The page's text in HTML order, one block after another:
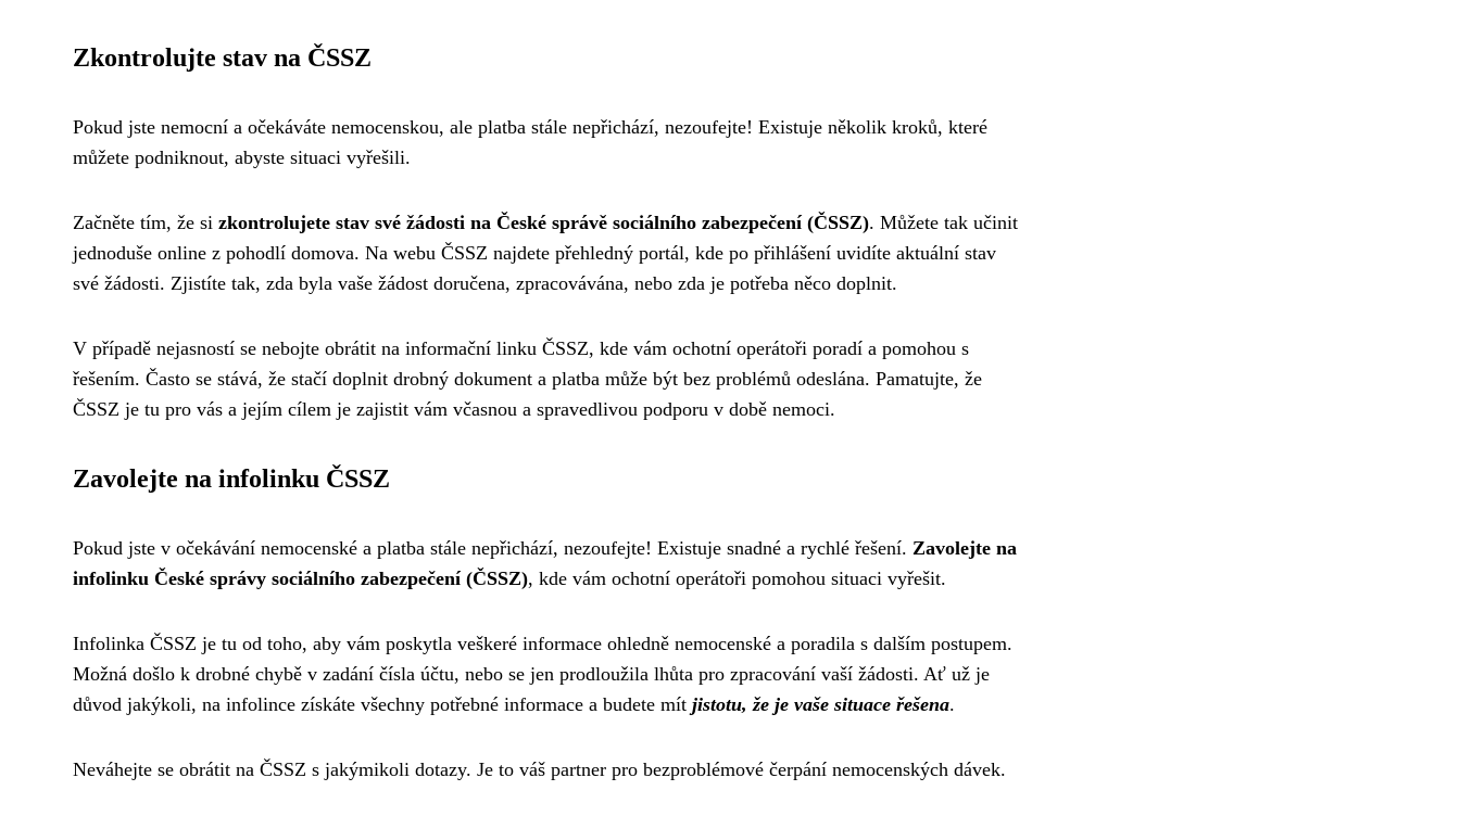
Zkontrolujte stav na ČSSZ
Pokud jste nemocní a očekáváte nemocenskou, ale platba stále nepřichází, nezoufejte! Existuje několik kroků, které
můžete podniknout, abyste situaci vyřešili.
Začněte tím, že si zkontrolujete stav své žádosti na České správě sociálního zabezpečení (ČSSZ). Můžete tak učinit
jednoduše online z pohodlí domova. Na webu ČSSZ najdete přehledný portál, kde po přihlášení uvidíte aktuální stav
své žádosti. Zjistíte tak, zda byla vaše žádost doručena, zpracovávána, nebo zda je potřeba něco doplnit.
V případě nejasností se nebojte obrátit na informační linku ČSSZ, kde vám ochotní operátoři poradí a pomohou s
řešením. Často se stává, že stačí doplnit drobný dokument a platba může být bez problémů odeslána. Pamatujte, že
ČSSZ je tu pro vás a jejím cílem je zajistit vám včasnou a spravedlivou podporu v době nemoci.
Zavolejte na infolinku ČSSZ
Pokud jste v očekávání nemocenské a platba stále nepřichází, nezoufejte! Existuje snadné a rychlé řešení. Zavolejte na
infolinku České správy sociálního zabezpečení (ČSSZ), kde vám ochotní operátoři pomohou situaci vyřešit.
Infolinka ČSSZ je tu od toho, aby vám poskytla veškeré informace ohledně nemocenské a poradila s dalším postupem.
Možná došlo k drobné chybě v zadání čísla účtu, nebo se jen prodloužila lhůta pro zpracování vaší žádosti. Ať už je
důvod jakýkoli, na infolince získáte všechny potřebné informace a budete mít jistotu, že je vaše situace řešena.
Neváhejte se obrátit na ČSSZ s jakýmikoli dotazy. Je to váš partner pro bezproblémové čerpání nemocenských dávek.